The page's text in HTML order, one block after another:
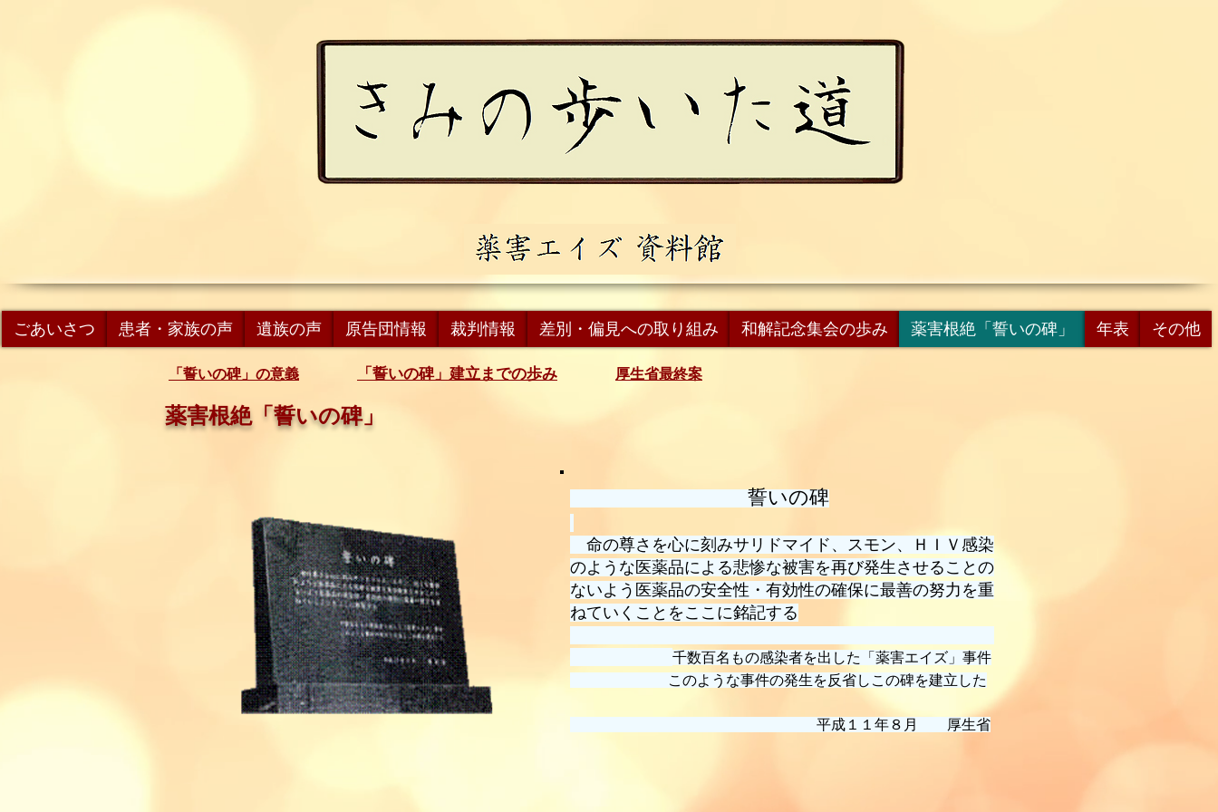
ごあいさつ 患者・家族の声 遺族の声 原告団情報 裁判情報 差別・偏見への取り組み 和解記念集会の歩み 薬害根絶「誓いの碑」 年表 その他
「誓いの碑」の意義 「誓いの碑」建立までの歩み 厚生省最終案
薬害根絶「誓いの碑」
誓いの碑
命の尊さを心に刻みサリドマイド、スモン、ＨＩＶ感染
のような医薬品による悲惨な被害を再び発生させることの
ないよう医薬品の安全性・有効性の確保に最善の努力を重
ねていくことをここに銘記する
千数百名もの感染者を出した「薬害エイズ」事件
このような事件の発生を反省しこの碑を建立した
平成１１年８月 厚生省